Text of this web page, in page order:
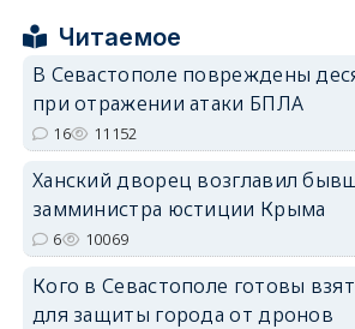
Читаемое
В Севастополе повреждены
при отражении атаки БПЛА
16 11152
Ханский дворец возглавил
замминистра юстиции Крыма
6 10069
Кого в Севастополе готовы
для защиты города от дронов